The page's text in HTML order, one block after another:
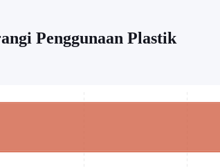
Penggunaan Plastik